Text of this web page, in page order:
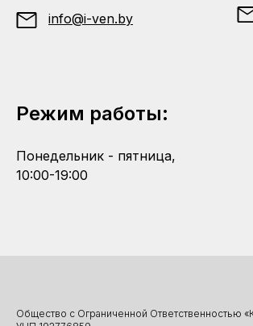
info@i-ven.by
Режим работы:
Понедельник - пятница,
10:00-19:00
Общество с Ограниченной Ответственностью